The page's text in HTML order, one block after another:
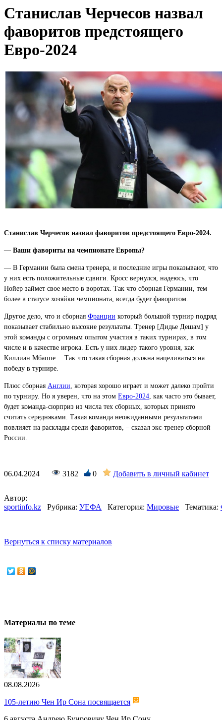
Станислав Черчесов назвал
фаворитов предстоящего
Евро-2024
Станислав Черчесов назвал фаворитов предстоящего Евро-2024.
— Ваши фавориты на чемпионате Европы?
— В Германии была смена тренера, и последние игры показывают, что
у них есть положительные сдвиги. Кросс вернулся, надеюсь, что
Нойер займет свое место в воротах. Так что сборная Германии, тем
более в статусе хозяйки чемпионата, всегда будет фаворитом.
Другое дело, что и сборная Франции который большой турнир подряд
показывает стабильно высокие результаты. Тренер [Дидье Дешам] у
этой команды с огромным опытом участия в таких турнирах, в том
числе и в качестве игрока. Есть у них лидер такого уровня, как
Киллиан Мбаппе… Так что такая сборная должна нацеливаться на
победу в турнире.
Плюс сборная Англии , которая хорошо играет и может далеко пройти
по турниру. Но я уверен, что на этом Евро-2024 , как часто это бывает,
будет команда-сюрприз из числа тех сборных, которых принято
считать середняками. Такая команда неожиданными результатами
повлияет на расклады среди фаворитов, – сказал экс-тренер сборной
России.
06.04.2024 3182 0 Добавить в личный кабинет
Автор:
sportinfo.kz
Рубрика: УЕФА Категория: Мировые Тематика:
Вернуться к списку материалов
Материалы по теме
08.08.2026
105-летию Чен Ир Сона посвящается